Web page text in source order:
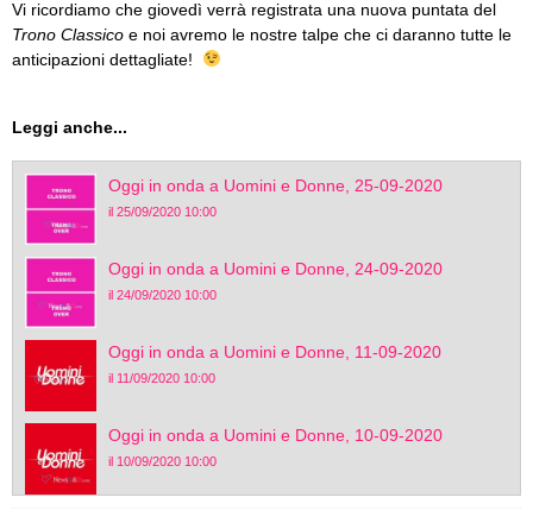
Vi ricordiamo che giovedì verrà registrata una nuova puntata del
Trono Classico e noi avremo le nostre talpe che ci daranno tutte le
anticipazioni dettagliate!
Leggi anche...
Oggi in onda a Uomini e Donne, 25-09-2020
il 25/09/2020 10:00
Oggi in onda a Uomini e Donne, 24-09-2020
il 24/09/2020 10:00
Oggi in onda a Uomini e Donne, 11-09-2020
il 11/09/2020 10:00
Oggi in onda a Uomini e Donne, 10-09-2020
il 10/09/2020 10:00